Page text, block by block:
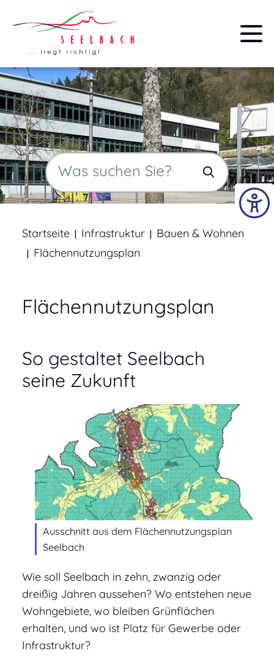
Startseite Infrastruktur
Bauen & Wohnen
Flächennutzungsplan
Flächennutzungsplan
So gestaltet Seelbach
seine Zukunft
Ausschnitt aus dem Flächennutzungsplan
Seelbach
Wie soll Seelbach in zehn, zwanzig oder
dreißig Jahren aussehen? Wo entstehen neue
Wohngebiete, wo bleiben Grünflächen
erhalten, und wo ist Platz für Gewerbe oder
Infrastruktur?